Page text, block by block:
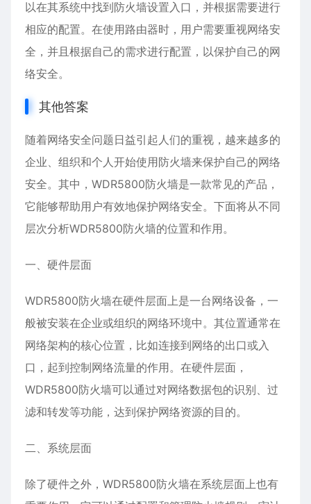
以在其系统中找到防火墙设置入口，并根据需要进行
相应的配置。在使用路由器时，用户需要重视网络安
全，并且根据自己的需求进行配置，以保护自己的网
络安全。
其他答案
随着网络安全问题日益引起人们的重视，越来越多的
企业、组织和个人开始使用防火墙来保护自己的网络
安全。其中，WDR5800防火墙是一款常见的产品，
它能够帮助用户有效地保护网络安全。下面将从不同
层次分析WDR5800防火墙的位置和作用。
一、硬件层面
WDR5800防火墙在硬件层面上是一台网络设备，一
般被安装在企业或组织的网络环境中。其位置通常在
网络架构的核心位置，比如连接到网络的出口或入
口，起到控制网络流量的作用。在硬件层面，
WDR5800防火墙可以通过对网络数据包的识别、过
滤和转发等功能，达到保护网络资源的目的。
二、系统层面
除了硬件之外，WDR5800防火墙在系统层面上也有